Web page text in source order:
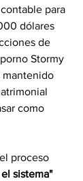
para
dólares
de
Stormy
mantenido
como
proceso
sistema"